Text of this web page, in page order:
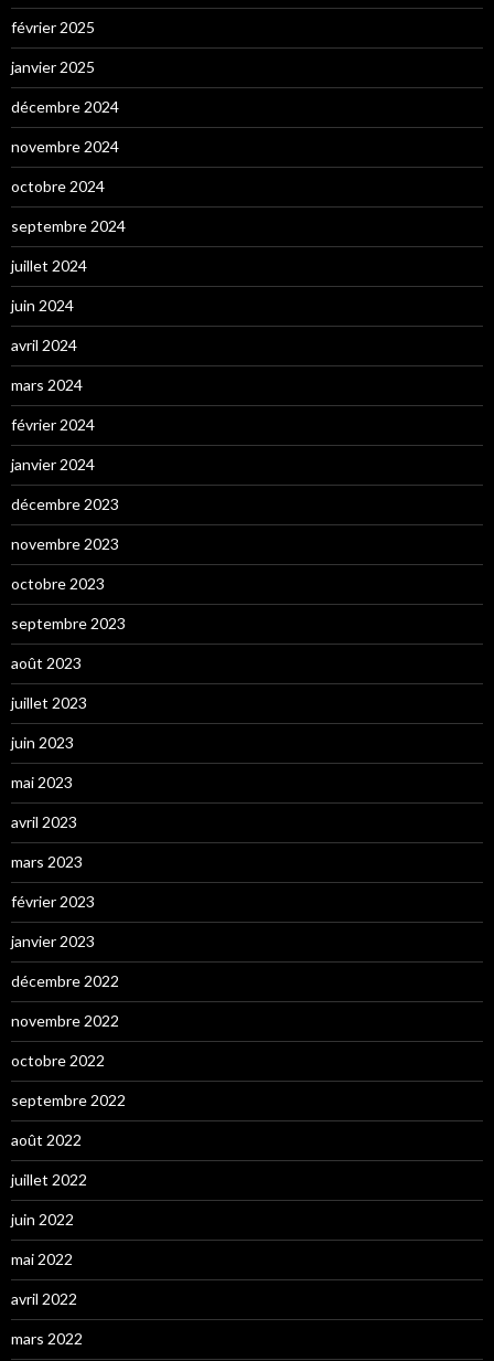
février 2025
janvier 2025
décembre 2024
novembre 2024
octobre 2024
septembre 2024
juillet 2024
juin 2024
avril 2024
mars 2024
février 2024
janvier 2024
décembre 2023
novembre 2023
octobre 2023
septembre 2023
août 2023
juillet 2023
juin 2023
mai 2023
avril 2023
mars 2023
février 2023
janvier 2023
décembre 2022
novembre 2022
octobre 2022
septembre 2022
août 2022
juillet 2022
juin 2022
mai 2022
avril 2022
mars 2022